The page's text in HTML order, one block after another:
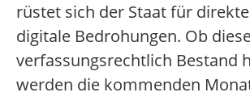
rüstet sich der Staat für
digitale Bedrohungen. Ob
verfassungsrechtlich Bestand
werden die kommenden